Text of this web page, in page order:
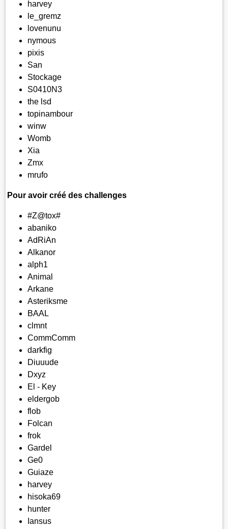
harvey
le_gremz
lovenunu
nymous
pixis
San
Stockage
S0410N3
the lsd
topinambour
winw
Womb
Xia
Zmx
mrufo
Pour avoir créé des challenges
#Z@tox#
abaniko
AdRiAn
Alkanor
alph1
Animal
Arkane
Asteriksme
BAAL
clmnt
CommComm
darkfig
Diuuude
Dxyz
El - Key
eldergob
flob
Folcan
frok
Gardel
Ge0
Guiaze
harvey
hisoka69
hunter
Iansus